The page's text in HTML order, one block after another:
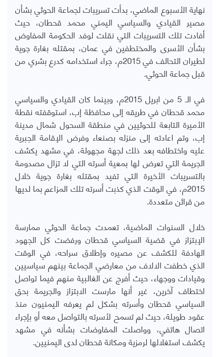
نهاية الأسبوع الماضي، بدأت تسريبات لجماعة الحوثي بشأن
مصير القيادي والسياسي اليمني محمد قحطان، حيث
أفادت تلك التسريبات التي نقلت لوفد الحكومة المفاوض
بشأن الأسرى والمختطفين في عمان، بمقتله بغارة جوية
لطيران التحالف في 2015م، جراء استخدامه كدرع بشري من
قبل جماعة الحوثي.
في الـ 5 من ابريل 2015م، وبينما كان القيادي والسياسي
محمد قحطان في طريقه إلى محافظة إب، استوقفته نقطة
الأميرة التابعة للحوثيين في منطقة السحول شمال مدينة
إب، وتم اعادته إلى منزله بصنعاء وفرض الإقامة الجبرية
عليه واختطافه بعد ذلك لجهة مجهولة، في مشهد يكشف
الجريمة التي تعرض لها بمعية أسرته التي لا تزال مصدومة
بالتسريبات الأخيرة التي تفيد بمقتله بغارة جوية خلال
2015م، في الوقت الذي كذبت أسرته تلك المزاعم بما لديها
من قرائن متعددة.
خلال السنوات الماضية، تعمدت جماعة الحوثي ممارسة
الإبتزاز في قضية السياسي قحطان ورفضت كل الجهود
الهادفة للكشف عن مصيره وإطلاق سراحه، في الوقت
الذي خطفت الالاف من معارضي الجماعة بينهم سياسيين
وقيادات ووجهاء، حيث أفرج عن الغالبية منهم فيما تواصل
اختطاف آخرين، غير أنها مارست الابتزاز والجريمة بحق
السياسي قحطان وأسرته بشكل لم يعرفه اليمنيون منذ
عقود طويلة، حيث لم تسمح لأسرته بالتواصل معه أو بإجراء
اتصال هاتفي، وواصلت المفاوضات بشأنه في مشهد
يكشف استغلالها لرمزية ومكانة قحطان لدى اليمنيين.